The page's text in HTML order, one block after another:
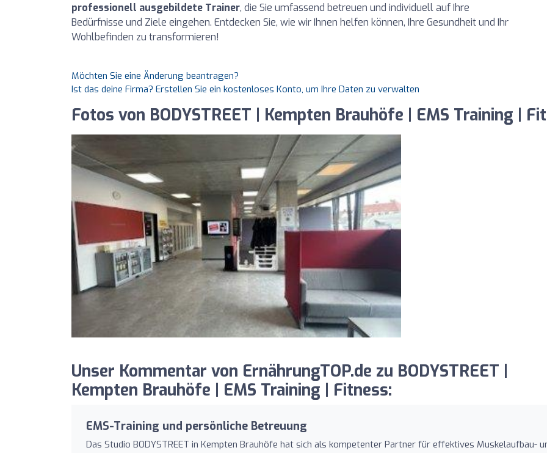
professionell ausgebildete Trainer, die Sie umfassend betreuen und individuell auf Ihre
Bedürfnisse und Ziele eingehen. Entdecken Sie, wie wir Ihnen helfen können, Ihre Gesundheit und Ihr
Wohlbefinden zu transformieren!
Möchten Sie eine Änderung beantragen?
Ist das deine Firma? Erstellen Sie ein kostenloses Konto, um Ihre Daten zu verwalten
Fotos von BODYSTREET | Kempten Brauhöfe | EMS Training |
Unser Kommentar von ErnährungTOP.de zu BODYSTREET |
Kempten Brauhöfe | EMS Training | Fitness:
EMS-Training und persönliche Betreuung
Das Studio BODYSTREET in Kempten Brauhöfe hat sich als kompetenter Partner für effektives Muskelaufbau-